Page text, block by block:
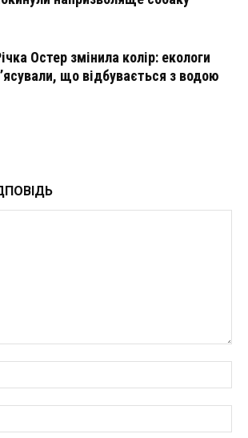
Остер змінила колір: екологи
що відбувається з водою